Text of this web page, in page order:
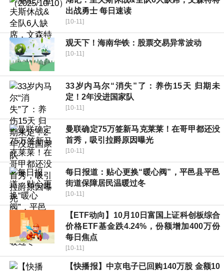
出战勇士 每日速读
[10-11]
观天下！海南华铁：股票交易异常波动
[10-11]
33岁内马尔“消失”了：养伤15天 归期未
定！2年没进国家队
[10-11]
曼联确定75万签新马克莱莱！在哥甲都还没
首秀，吸引拉爵原因曝光
[10-11]
每日报道：贴心更换“暖心阀”，平邑县平邑
街道保障居民温暖过冬
[10-11]
【ETF动向】10月10日富国上证科创板综合
价格ETF基金跌4.24%，份额增加400万份
每日焦点
[10-11]
【快播报】中京电子已回购140万股 金额10